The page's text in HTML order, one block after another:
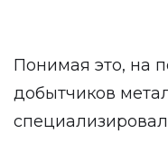
Понимая это, на
добытчиков